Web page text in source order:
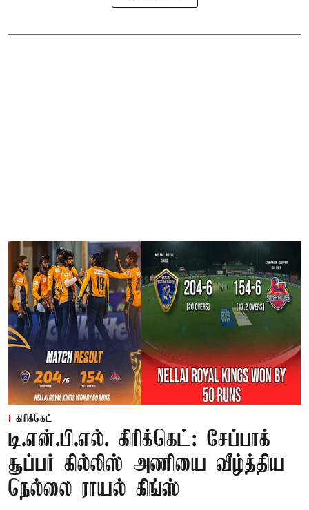
கிரிக்கெட்
டி.என்.பி.எல். கிரிக்கெட்: சேப்பாக்
சூப்பர் கில்லிஸ் அணியை வீழ்த்திய
நெல்லை ராயல் கிங்ஸ்